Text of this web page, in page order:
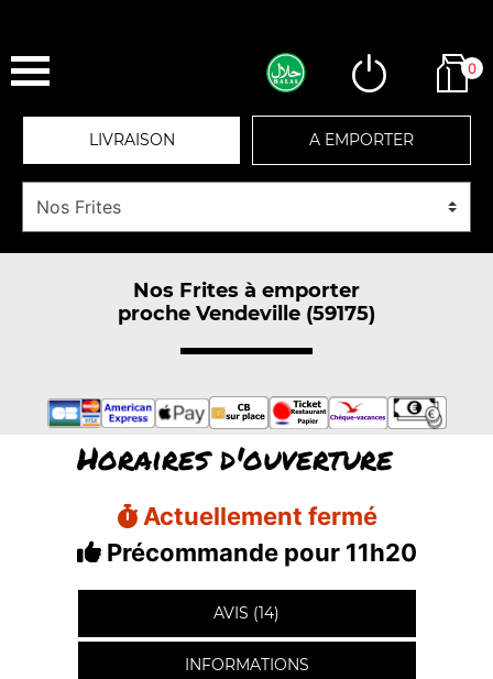
0
LIVRAISON A EMPORTER
Nos Frites à emporter
proche Vendeville (59175)
Horaires d'ouverture
Actuellement fermé
Précommande pour 11h20
AVIS (14)
INFORMATIONS